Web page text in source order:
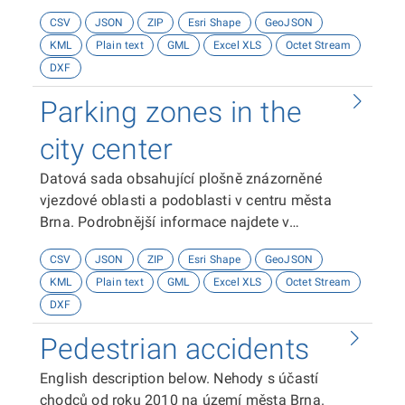
"platnost od" a "platnost do". Více informací na
www.parkovanivbrne.cz. Tato data jsou součástí
interního pasportního systému iSitInfo
společnosti Brněnské komunikace, a.s. (BKOM).
Podrobnější informace najdete v dokumentaci.
Data jsou v souřadnicovém systému GCS
WGS84.
CSV JSON ZIP Esri Shape
GeoJSON
KML
Plain text GML Excel XLS
Octet Stream
DXF
Parking zones in the
city center
Datová sada obsahující plošně znázorněné
vjezdové oblasti a podoblasti v centru města
Brna. Podrobnější informace najdete v
systému GCS WGS84.
CSV JSON ZIP Esri Shape
GeoJSON
KML
Plain text GML Excel XLS
Octet Stream
DXF
Pedestrian accidents
English description below. Nehody s účastí
chodců od roku 2010 na území města Brna.